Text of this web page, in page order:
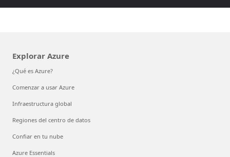
Explorar Azure
¿Qué es Azure?
Comenzar a usar Azure
Infraestructura global
Regiones del centro de datos
Confiar en tu nube
Azure Essentials